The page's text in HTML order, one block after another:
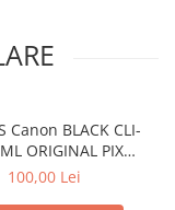
Canon BLACK CLI-
ORIGINAL PIXMA
MG6850
100,00 Lei